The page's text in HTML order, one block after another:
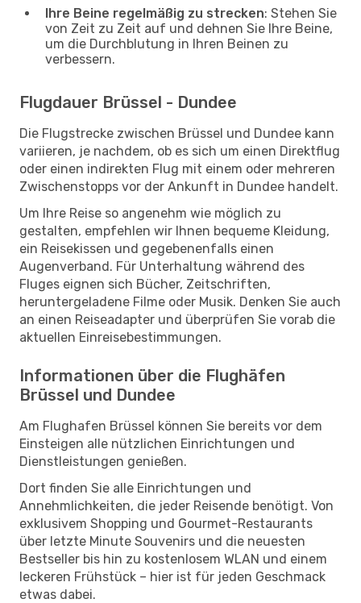
Ihre Beine regelmäßig zu strecken: Stehen Sie
von Zeit zu Zeit auf und dehnen Sie Ihre Beine,
um die Durchblutung in Ihren Beinen zu
verbessern.
Flugdauer Brüssel - Dundee
Die Flugstrecke zwischen Brüssel und Dundee kann
variieren, je nachdem, ob es sich um einen Direktflug
oder einen indirekten Flug mit einem oder mehreren
Zwischenstopps vor der Ankunft in Dundee handelt.
Um Ihre Reise so angenehm wie möglich zu
gestalten, empfehlen wir Ihnen bequeme Kleidung,
ein Reisekissen und gegebenenfalls einen
Augenverband. Für Unterhaltung während des
Fluges eignen sich Bücher, Zeitschriften,
heruntergeladene Filme oder Musik. Denken Sie auch
an einen Reiseadapter und überprüfen Sie vorab die
aktuellen Einreisebestimmungen.
Informationen über die Flughäfen
Brüssel und Dundee
Am Flughafen Brüssel können Sie bereits vor dem
Einsteigen alle nützlichen Einrichtungen und
Dienstleistungen genießen.
Dort finden Sie alle Einrichtungen und
Annehmlichkeiten, die jeder Reisende benötigt. Von
exklusivem Shopping und Gourmet-Restaurants
über letzte Minute Souvenirs und die neuesten
Bestseller bis hin zu kostenlosem WLAN und einem
leckeren Frühstück – hier ist für jeden Geschmack
etwas dabei.